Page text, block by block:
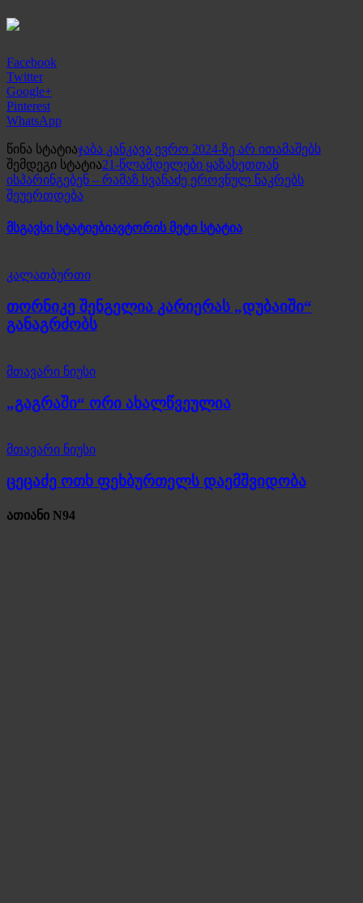
Facebook
Twitter
Google+
Pinterest
WhatsApp
წინა სტატიაჯაბა კანკავა ევრო 2024-ზე არ ითამაშებს
შემდეგი სტატია21-წლამდელები ყაზახეთთან
ისპარინგებენ – რამაზ სვანაძე ეროვნულ ნაკრებს
შეუერთდება
მსგავსი სტატიებიავტორის მეტი სტატია
კალათბურთი
თორნიკე შენგელია კარიერას „დუბაიში“
განაგრძობს
მთავარი ნიუსი
„გაგრაში“ ორი ახალწვეულია
მთავარი ნიუსი
ცეცაძე ოთხ ფეხბურთელს დაემშვიდობა
ათიანი N94